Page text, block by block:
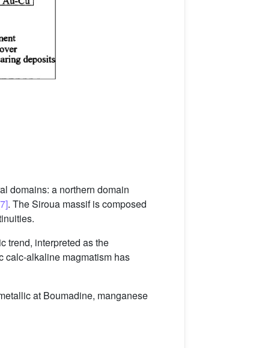
domains: a northern domain
. The Siroua massif is composed
trend, interpreted as the
calc-alkaline magmatism has
at Boumadine, manganese